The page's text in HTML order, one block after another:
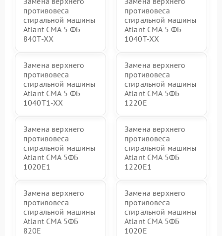
противовеса
стиральной машины
Atlant СМА 5 ФБ
840Т-ХХ
противовеса
стиральной машины
Atlant СМА 5 ФБ
1040Т-ХХ
Замена верхнего
противовеса
стиральной машины
Atlant СМА 5 ФБ
1040Т1-ХХ
Замена верхнего
противовеса
стиральной машины
Atlant СМА 5ФБ
1220Е
Замена верхнего
противовеса
стиральной машины
Atlant СМА 5ФБ
1020Е1
Замена верхнего
противовеса
стиральной машины
Atlant СМА 5ФБ
1220Е1
Замена верхнего
противовеса
стиральной машины
Atlant СМА 5ФБ
820Е
Замена верхнего
противовеса
стиральной машины
Atlant СМА 5ФБ
1020Е